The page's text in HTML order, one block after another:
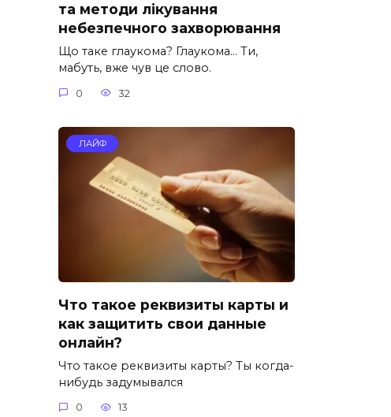
та методи лікування
небезпечного захворювання
Що таке глаукома? Глаукома… Ти,
мабуть, вже чув це слово.
0 32
ЛАЙФ
Что такое реквизиты карты и
как защитить свои данные
онлайн?
Что такое реквизиты карты? Ты когда-
нибудь задумывался
0 13